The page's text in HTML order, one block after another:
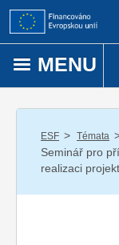
Přejít k obsahu
MENU
ESF / Témata /
Seminář pro
realizaci